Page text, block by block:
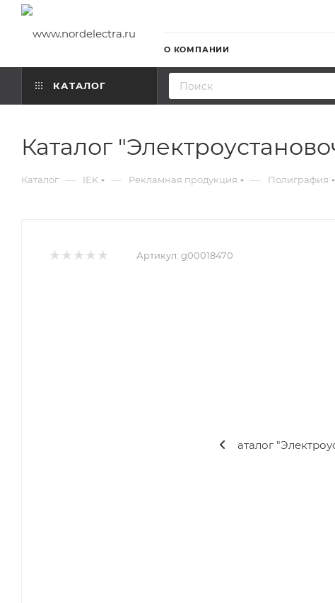
О КОМПАНИИ
КАТАЛОГ
Каталог
Каталог — IEK — Рекламная продукция — Полиграфия
Артикул: g00018470